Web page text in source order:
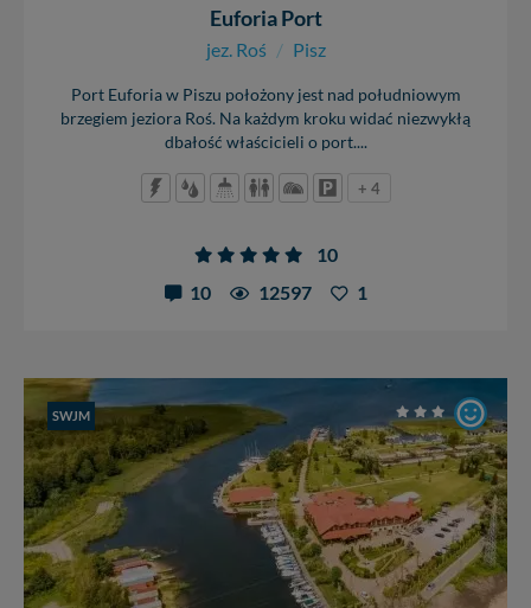
Euforia Port
jez. Roś / Pisz
Port Euforia w Piszu położony jest nad południowym
brzegiem jeziora Roś. Na każdym kroku widać niezwykłą
dbałość właścicieli o port....
+ 4
10
10
12597 1
SWJM